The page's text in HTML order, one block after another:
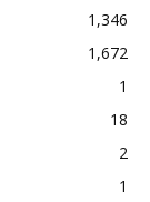
1,346
1,672
1
18
2
1